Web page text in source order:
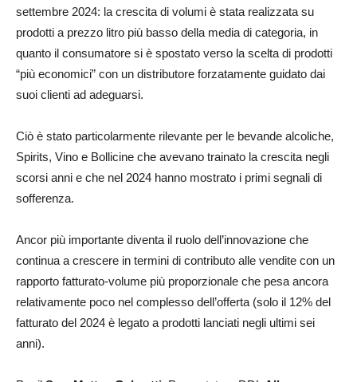
settembre 2024: la crescita di volumi è stata realizzata su
prodotti a prezzo litro più basso della media di categoria, in
quanto il consumatore si è spostato verso la scelta di prodotti
“più economici” con un distributore forzatamente guidato dai
suoi clienti ad adeguarsi.
Ciò è stato particolarmente rilevante per le bevande alcoliche,
Spirits, Vino e Bollicine che avevano trainato la crescita negli
scorsi anni e che nel 2024 hanno mostrato i primi segnali di
sofferenza.
Ancor più importante diventa il ruolo dell’innovazione che
continua a crescere in termini di contributo alle vendite con un
rapporto fatturato-volume più proporzionale che pesa ancora
relativamente poco nel complesso dell’offerta (solo il 12% del
fatturato del 2024 è legato a prodotti lanciati negli ultimi sei
anni).